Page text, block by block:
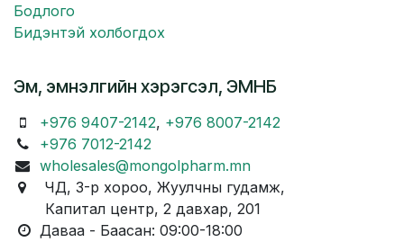
Бодлого
Бидэнтэй холбогдох
Эм, эмнэлгийн хэрэгсэл, ЭМНБ
+976 9407-2142, +976 8007-2142
+976 7012-2142
wholesales@mongolpharm.mn
ЧД, 3-р хороо, Жуулчны гудамж,
Капитал центр, 2 давхар, 201
Даваа - Баасан: 09:00-18:00